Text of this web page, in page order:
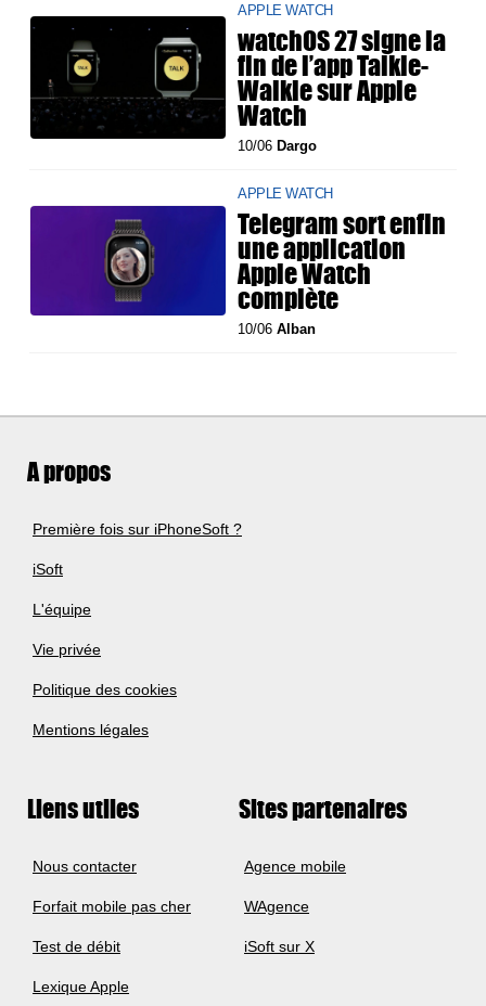
APPLE WATCH
watchOS 27 signe la
fin de l’app Talkie-
Walkie sur Apple
Watch
10/06Dargo
APPLE WATCH
Telegram sort enfin
une application
Apple Watch
complète
10/06Alban
A propos
Première fois sur iPhoneSoft ?
iSoft
L'équipe
Vie privée
Politique des cookies
Mentions légales
Liens utiles
Nous contacter
Forfait mobile pas cher
Test de débit
Lexique Apple
Sites partenaires
Agence mobile
WAgence
iSoft sur X